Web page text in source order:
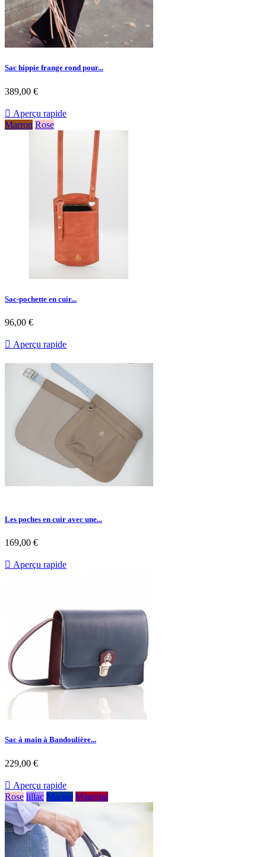
Sac hippie frange rond pour...
389,00 €
 Aperçu rapide
Marron Rose
Sac-pochette en cuir...
96,00 €
 Aperçu rapide
Les poches en cuir avec une...
169,00 €
 Aperçu rapide
Sac à main à Bandoulière...
229,00 €
 Aperçu rapide
Rose lillac Marine Magenta